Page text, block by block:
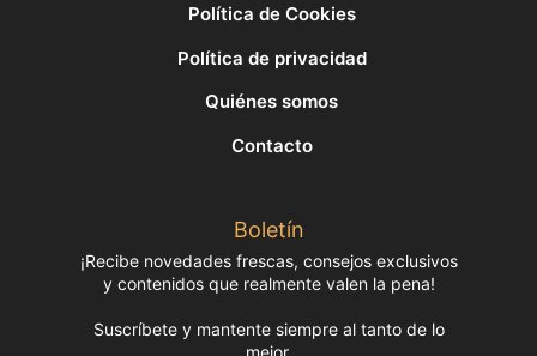
Política de Cookies
Política de privacidad
Quiénes somos
Contacto
Boletín
¡Recibe novedades frescas, consejos exclusivos
y contenidos que realmente valen la pena!
Suscríbete y mantente siempre al tanto de lo